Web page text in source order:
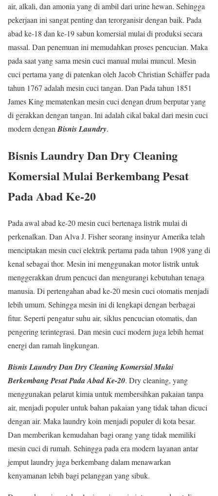
air, alkali, dan amonia yang di ambil dari urine hewan. Sehingga
pekerjaan ini sangat penting dan terorganisir dengan baik. Pada
abad ke-18 dan ke-19 sabun komersial mulai di produksi secara
massal. Dan penemuan ini memudahkan proses pencucian. Maka
pada saat yang sama mesin cuci manual mulai muncul. Mesin
cuci pertama yang di patenkan oleh Jacob Christian Schäffer pada
tahun 1767 adalah mesin cuci tangan. Dan Pada tahun 1851
James King mematenkan mesin cuci dengan drum berputar yang
di gerakkan dengan tangan. Ini adalah cikal bakal dari mesin cuci
modern dengan Bisnis Laundry.
Bisnis LaundryDan Dry Cleaning
Komersial Mulai Berkembang Pesat
Pada Abad Ke-20
Pada awal abad ke-20 mesin cuci bertenaga listrik mulai di
perkenalkan. Dan Alva J. Fisher seorang insinyur Amerika telah
menciptakan mesin cuci elektrik pertama pada tahun 1908 yang di
kenal sebagai thor. Mesin ini menggunakan motor listrik untuk
menggerakkan drum pencuci dan mengurangi kebutuhan tenaga
manusia. Di pertengahan abad ke-20 mesin cuci otomatis menjadi
lebih umum. Sehingga mesin ini di lengkapi dengan berbagai
fitur. Seperti pengatur suhu air, siklus pencucian otomatis, dan
pengering terintegrasi. Dan mesin cuci modern juga lebih hemat
energi dan ramah lingkungan.
Bisnis LaundryDan Dry Cleaning Komersial Mulai
Berkembang Pesat Pada Abad Ke-20. Dry cleaning, yang
menggunakan pelarut kimia untuk membersihkan pakaian tanpa
air, menjadi populer untuk bahan pakaian yang tidak tahan dicuci
dengan air. Maka laundry koin menjadi populer di kota besar.
Dan memberikan kemudahan bagi orang yang tidak memiliki
mesin cuci di rumah. Sehingga pada era modern layanan antar
jemput laundry juga berkembang dalam menawarkan
kenyamanan lebih bagi pelanggan yang sibuk.